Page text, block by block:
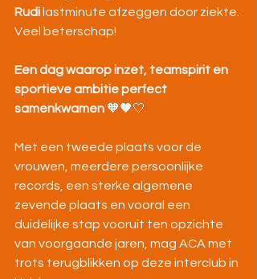
Rudi lastminute afzeggen door ziekte.
Veel beterschap!
Een dag waarop inzet, teamspirit en
sportieve ambitie perfect
samenkwamen 🧡🖤🤍
Met een tweede plaats voor de
vrouwen, meerdere persoonlijke
records, een sterke algemene
zevende plaats en vooral een
duidelijke stap vooruit ten opzichte
van voorgaande jaren, mag ACA met
trots terugblikken op deze interclub in